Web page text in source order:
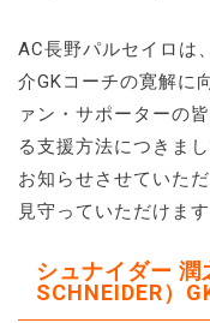
AC長野パルセイロは
介GKコーチの寛解に
ァン・サポーターの
る支援方法につきま
お知らせさせていた
見守っていただけま
シュナイダー
SCHNEIDER）